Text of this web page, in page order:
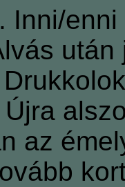
Inni/
az